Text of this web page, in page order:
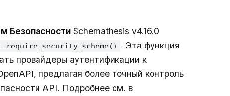
Безопасности Schemathesis v4.16.0
. Эта функция
провайдеры аутентификации к
предлагая более точный контроль
API. Подробнее см. в